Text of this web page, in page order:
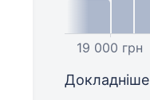
19 000 грн
Докладніше